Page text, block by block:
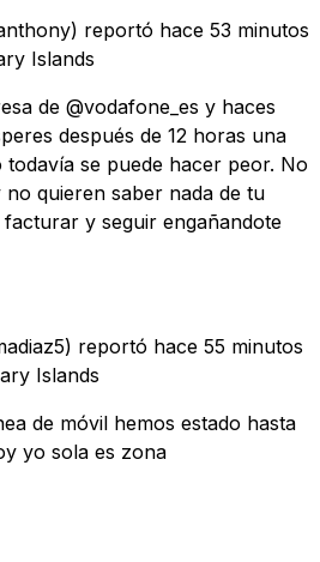
reportó hace 53 minutos
Islands
de @vodafone_es y haces
después de 12 horas una
se puede hacer peor. No
quieren saber nada de tu
y seguir engañandote
reportó hace 55 minutos
Islands
de móvil hemos estado hasta
yo sola es zona